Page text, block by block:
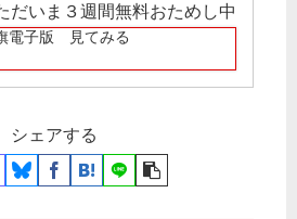
だいま３週間無料おためし中
電子版 見てみる
シェアする